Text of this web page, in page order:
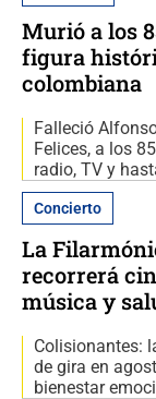
Murió a los
figura
colombiana
Falleció
Felices, a los
radio, TV y
Concierto
La
recorrerá
música y
Colisionantes:
de gira en
bienestar